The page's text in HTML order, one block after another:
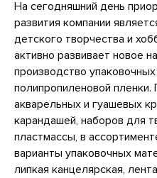
На сегодняшний день
развития компании
детского творчества и
активно развивает новое
производство
полипропиленовой
акварельных и гуашевых
карандашей, наборов для
пластмассы, в
варианты упаковочных
липкая канцелярская,